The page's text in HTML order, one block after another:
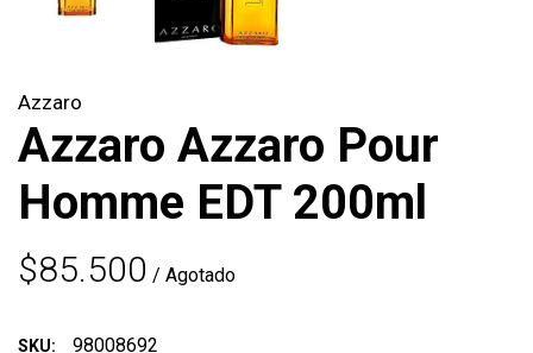
Azzaro
Azzaro Azzaro Pour
Homme EDT 200ml
$85.500 / Agotado
SKU: 98008692